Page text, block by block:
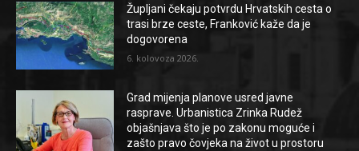
Župljani čekaju potvrdu Hrvatskih cesta o
trasi brze ceste, Franković kaže da je
dogovorena
6. kolovoza 2026.
Grad mijenja planove usred javne
rasprave. Urbanistica Zrinka Rudež
objašnjava što je po zakonu moguće i
zašto pravo čovjeka na život u prostoru